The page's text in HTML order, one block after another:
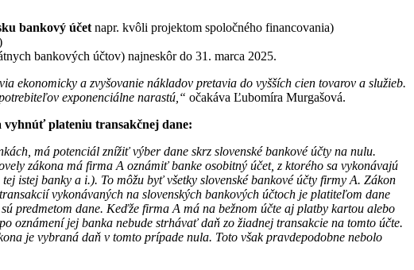
bankový účet napr. kvôli projektom spoločného financovania)
bankových účtov) najneskôr do 31. marca 2025.
ekonomicky a zvyšovanie nákladov pretavia do vyšších cien tovarov a služieb.
exponenciálne narastú,“ očakáva Ľubomíra Murgašová.
vyhnúť plateniu transakčnej dane:
má potenciál znížiť výber dane skrz slovenské bankové účty na nulu.
zákona má firma A oznámiť banke osobitný účet, z ktorého sa vykonávajú
istej banky a i.). To môžu byť všetky slovenské bankové účty firmy A. Zákon
vykonávaných na slovenských bankových účtoch je platiteľom dane
predmetom dane. Keďže firma A má na bežnom účte aj platby kartou alebo
oznámení jej banka nebude strhávať daň zo žiadnej transakcie na tomto účte.
je vybraná daň v tomto prípade nula. Toto však pravdepodobne nebolo